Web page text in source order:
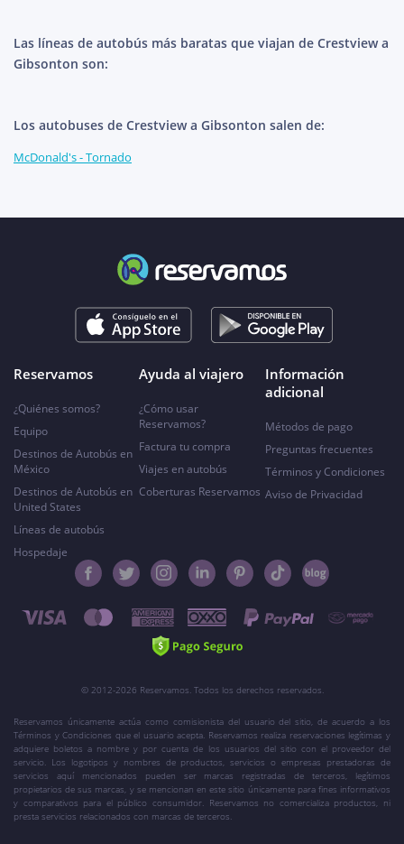
Las líneas de autobús más baratas que viajan de Crestview a
Gibsonton son:
Los autobuses de Crestview a Gibsonton salen de:
McDonald's - Tornado
Reservamos
¿Quiénes somos?
Equipo
Destinos de Autobús en
México
Destinos de Autobús en
United States
Líneas de autobús
Hospedaje
Ayuda al viajero
¿Cómo usar
Reservamos?
Factura tu compra
Viajes en autobús
Coberturas Reservamos
Información
adicional
Métodos de pago
Preguntas frecuentes
Términos y Condiciones
Aviso de Privacidad
© 2012-2026 Reservamos. Todos los derechos reservados.
Reservamos únicamente actúa como comisionista del usuario del sitio, de acuerdo a los
Términos y Condiciones que el usuario acepta. Reservamos realiza reservaciones legítimas y
adquiere boletos a nombre y por cuenta de los usuarios del sitio con el proveedor del
servicio. Los logotipos y nombres de productos, servicios o empresas prestadoras de
servicios aquí mencionados pueden ser marcas registradas de terceros, legítimos
propietarios de sus marcas, y se mencionan en este sitio únicamente para fines informativos
y comparativos para el público consumidor. Reservamos no comercializa productos, ni
presta servicios relacionados con marcas de terceros.